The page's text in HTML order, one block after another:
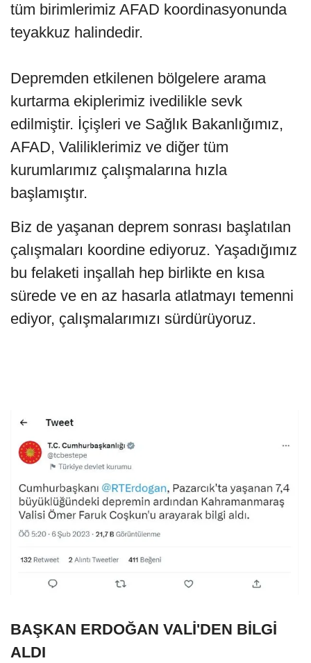
tüm birimlerimiz AFAD koordinasyonunda
teyakkuz halindedir.
Depremden etkilenen bölgelere arama
kurtarma ekiplerimiz ivedilikle sevk
edilmiştir. İçişleri ve Sağlık Bakanlığımız,
AFAD, Valiliklerimiz ve diğer tüm
kurumlarımız çalışmalarına hızla
başlamıştır.
Biz de yaşanan deprem sonrası başlatılan
çalışmaları koordine ediyoruz. Yaşadığımız
bu felaketi inşallah hep birlikte en kısa
sürede ve en az hasarla atlatmayı temenni
ediyor, çalışmalarımızı sürdürüyoruz.
BAŞKAN ERDOĞAN VALİ'DEN BİLGİ
ALDI